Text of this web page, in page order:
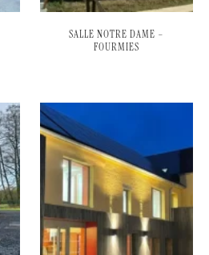
SALLE NOTRE DAME –
FOURMIES